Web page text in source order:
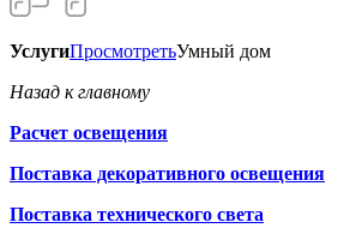
УслугиПросмотретьУмный дом
Назад к главному
Расчет освещения
Поставка декоративного освещения
Поставка технического света